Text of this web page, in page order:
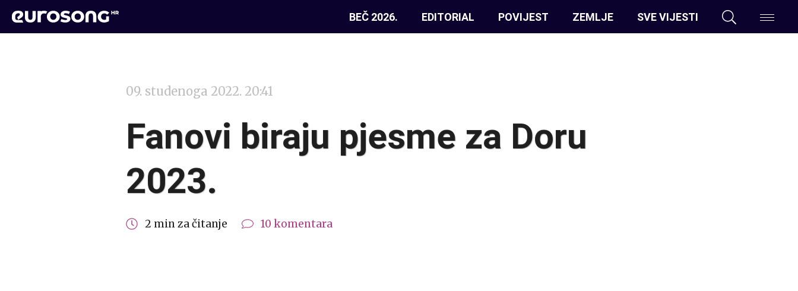
BEČ 2026. EDITORIAL POVIJEST ZEMLJE SVE VIJESTI
09. studenoga 2022. 20:41
Fanovi biraju pjesme za Doru
2023.
2 min za čitanje 10 komentara